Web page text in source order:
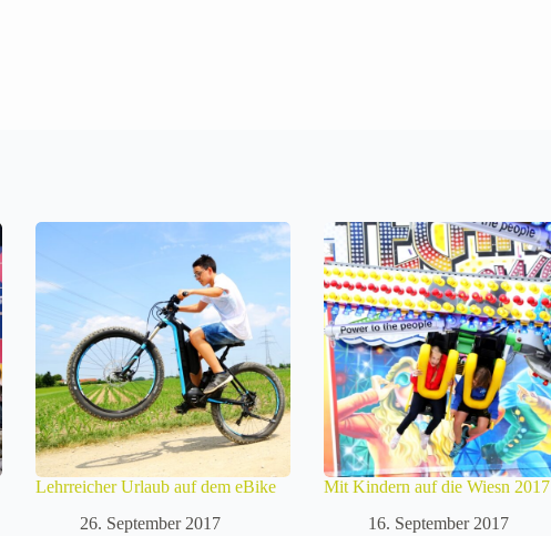
Lehrreicher Urlaub auf dem eBike
26. September 2017
Mit Kindern auf die Wiesn 2017
16. September 2017